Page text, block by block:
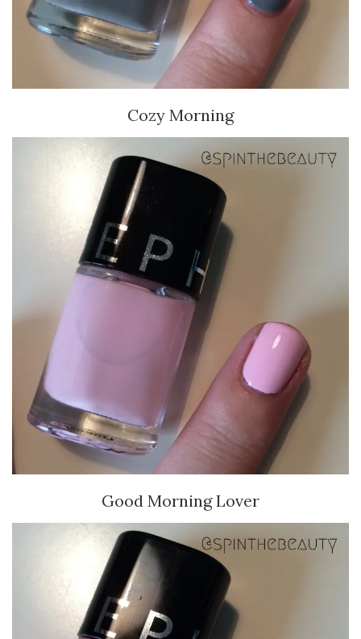
Cozy Morning
Good Morning Lover